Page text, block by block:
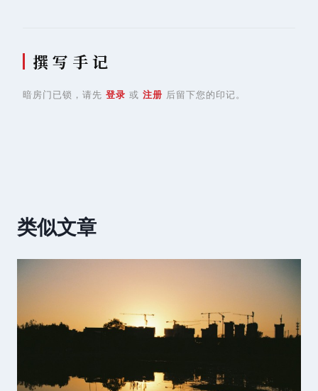
撰 写 手 记
暗房门已锁，请先 登录 或 注册 后留下您的印记。
类似文章